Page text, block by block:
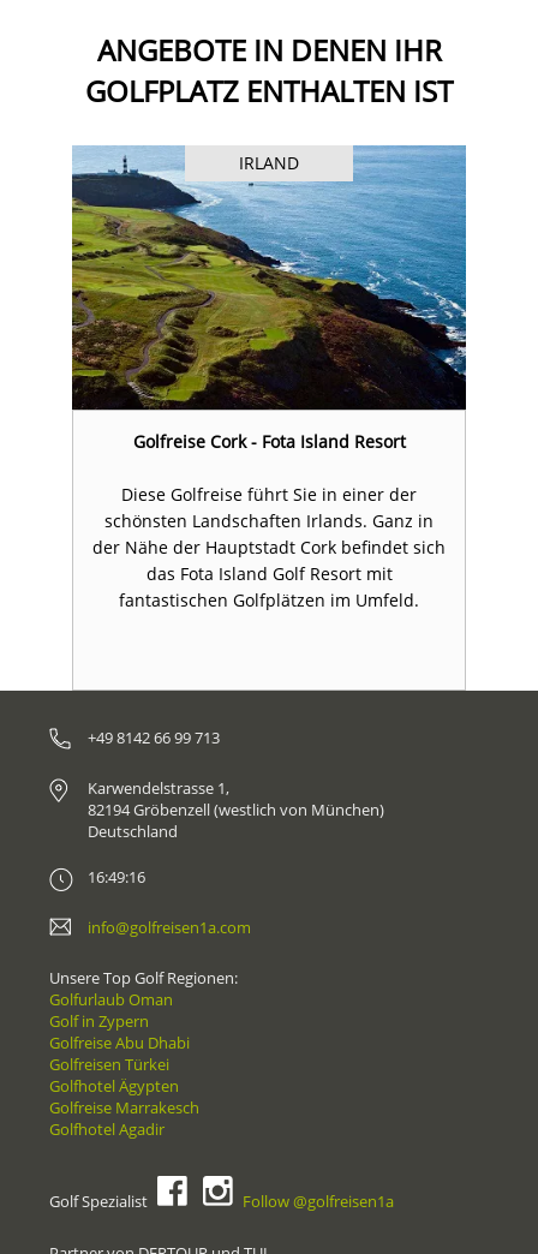
ANGEBOTE IN DENEN IHR
GOLFPLATZ ENTHALTEN IST
IRLAND
Golfreise Cork - Fota Island Resort
Diese Golfreise führt Sie in einer der
schönsten Landschaften Irlands. Ganz in
der Nähe der Hauptstadt Cork befindet sich
das Fota Island Golf Resort mit
fantastischen Golfplätzen im Umfeld.
+49 8142 66 99 713
Karwendelstrasse 1,
82194 Gröbenzell (westlich von München)
Deutschland
16:49:16
info@golfreisen1a.com
Unsere Top Golf Regionen:
Golfurlaub Oman
Golf in Zypern
Golfreise Abu Dhabi
Golfreisen Türkei
Golfhotel Ägypten
Golfreise Marrakesch
Golfhotel Agadir
Golf Spezialist Follow @golfreisen1a